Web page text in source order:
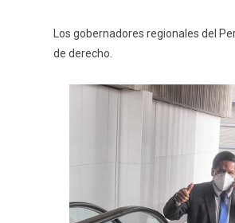
Los gobernadores regionales del
de derecho.